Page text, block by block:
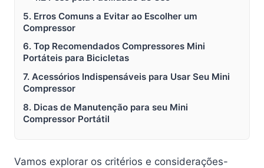
5. Erros Comuns a Evitar ao Escolher um
Compressor
6. Top Recomendados Compressores Mini
Portáteis para Bicicletas
7. Acessórios Indispensáveis para Usar Seu Mini
Compressor
8. Dicas de Manutenção para seu Mini
Compressor Portátil
Vamos explorar os critérios e considerações-